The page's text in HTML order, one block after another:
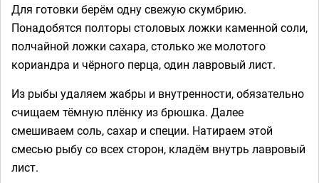
Для готовки берём одну свежую скумбрию.
Понадобятся полторы столовых ложки каменной соли,
полчайной ложки сахара, столько же молотого
кориандра и чёрного перца, один лавровый лист.
Из рыбы удаляем жабры и внутренности, обязательно
счищаем тёмную плёнку из брюшка. Далее
смешиваем соль, сахар и специи. Натираем этой
смесью рыбу со всех сторон, кладём внутрь лавровый
лист.